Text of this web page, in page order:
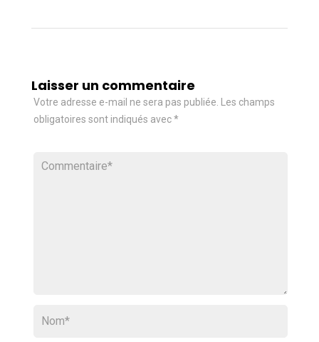
Laisser un commentaire
Votre adresse e-mail ne sera pas publiée.
Les champs
obligatoires sont indiqués avec*